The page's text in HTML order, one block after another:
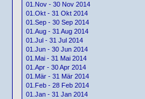
01.Nov - 30 Nov 2014
01.Okt - 31 Okt 2014
01.Sep - 30 Sep 2014
01.Aug - 31 Aug 2014
01.Jul - 31 Jul 2014
01.Jun - 30 Jun 2014
01.Mai - 31 Mai 2014
01.Apr - 30 Apr 2014
01.Mär - 31 Mär 2014
01.Feb - 28 Feb 2014
01.Jan - 31 Jan 2014